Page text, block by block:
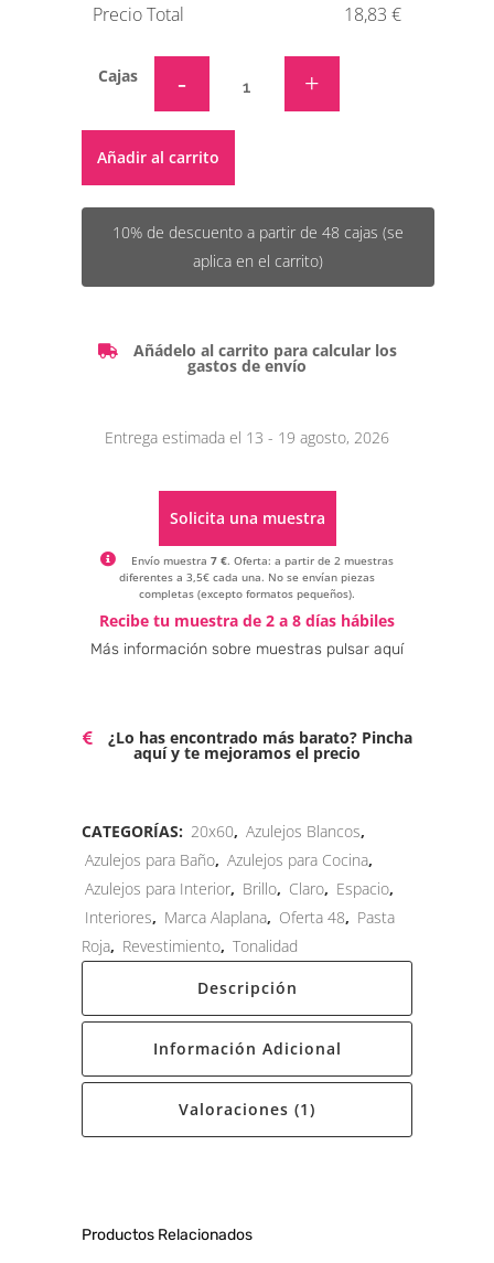
Precio Total
18,83 €
Cajas
Añadir al carrito
10% de descuento a partir de 48 cajas (se
aplica en el carrito)
Añádelo al carrito para calcular los
gastos de envío
Entrega estimada el 13 - 19 agosto, 2026
Solicita una muestra
Envío muestra 7 €. Oferta: a partir de 2 muestras
diferentes a 3,5€ cada una. No se envían piezas
completas (excepto formatos pequeños).
Alternative:
Recibe tu muestra de 2 a 8 días hábiles
Más información sobre muestras pulsar aquí
¿Lo has encontrado más barato? Pincha
aquí y te mejoramos el precio
CATEGORÍAS: 20x60, Azulejos Blancos,
Azulejos para Baño, Azulejos para Cocina,
Azulejos para Interior, Brillo, Claro, Espacio,
Interiores, Marca Alaplana, Oferta 48, Pasta
Roja, Revestimiento, Tonalidad
Descripción
Información Adicional
Valoraciones (1)
Productos Relacionados